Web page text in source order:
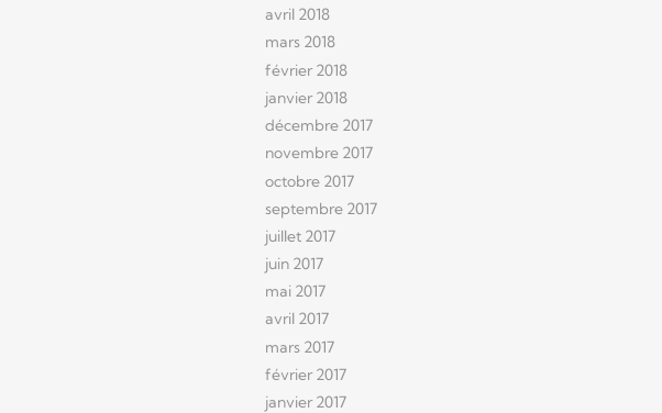
avril 2018
mars 2018
février 2018
janvier 2018
décembre 2017
novembre 2017
octobre 2017
septembre 2017
juillet 2017
juin 2017
mai 2017
avril 2017
mars 2017
février 2017
janvier 2017